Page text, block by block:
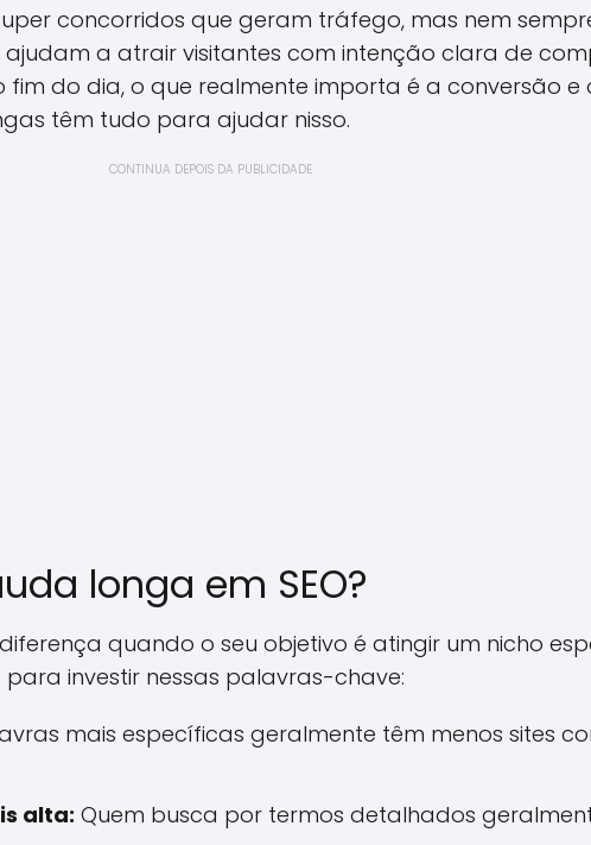
concorridos que geram tráfego, mas nem
a atrair visitantes com intenção clara de
fim do dia, o que realmente importa é a conversão e
têm tudo para ajudar nisso.
CONTINUA DEPOIS DA PUBLICIDADE
longa em SEO?
quando o seu objetivo é atingir um nicho
investir nessas palavras-chave:
mais específicas geralmente têm menos sites
alta: Quem busca por termos detalhados